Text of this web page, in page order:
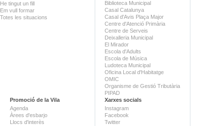
He tingut un fill
Em vull formar
Totes les situacions
Biblioteca Municipal
Casal Catalunya
Casal d'Avis Plaça Major
Centre d'Atenció Primària
Centre de Serveis
Deixalleria Municipal
El Mirador
Escola d'Adults
Escola de Música
Ludoteca Municipal
Oficina Local d'Habitatge
OMIC
Organisme de Gestió Tributària
PIPAD
Promoció de la Vila
Agenda
Àrees d'esbarjo
Llocs d'interès
Xarxes socials
Instagram
Facebook
Twitter